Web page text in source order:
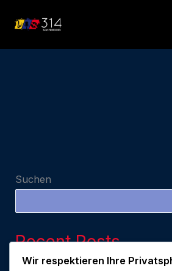
Inhalt
Suchen
Recent Posts
Wir respektieren Ihre